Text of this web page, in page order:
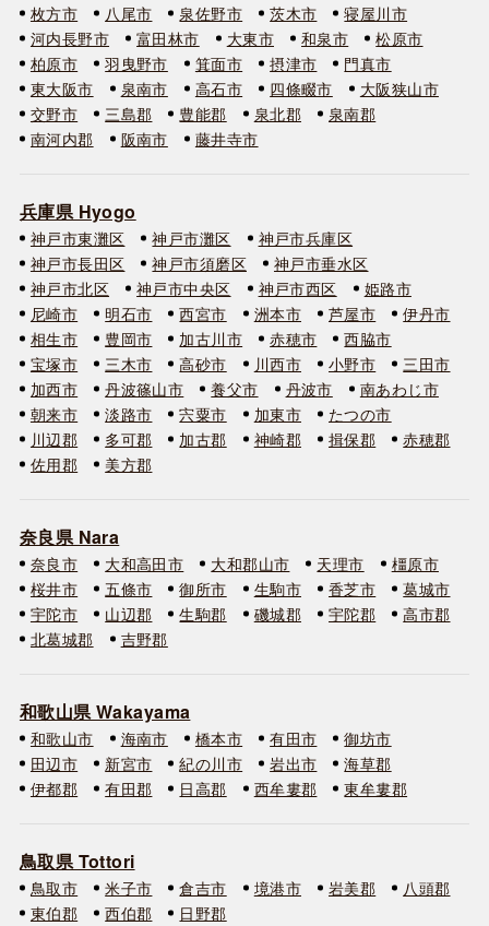
枚方市
八尾市 泉佐野市 茨木市
寝屋川市
河内長野市
富田林市 大東市 和泉市
松原市
柏原市
羽曳野市 箕面市 摂津市
門真市
東大阪市
泉南市 高石市 四條畷市
大阪狭山市
交野市
三島郡 豊能郡 泉北郡
泉南郡
南河内郡
阪南市 藤井寺市
兵庫県 Hyogo
神戸市東灘区 神戸市灘区
神戸市兵庫区
神戸市長田区
神戸市須磨区
神戸市垂水区
神戸市北区
神戸市中央区 神戸市西区
姫路市
尼崎市
明石市 西宮市 洲本市 芦屋市
伊丹市
相生市
豊岡市 加古川市 赤穂市
西脇市
宝塚市
三木市 高砂市 川西市 小野市
三田市
加西市
丹波篠山市 養父市 丹波市
南あわじ市
朝来市
淡路市 宍粟市 加東市
たつの市
川辺郡
多可郡 加古郡 神崎郡 揖保郡
赤穂郡
佐用郡
美方郡
奈良県 Nara
奈良市 大和高田市 大和郡山市 天理市
橿原市
桜井市
五條市 御所市 生駒市 香芝市
葛城市
宇陀市
山辺郡 生駒郡 磯城郡 宇陀郡
高市郡
北葛城郡
吉野郡
和歌山県 Wakayama
和歌山市 海南市 橋本市 有田市
御坊市
田辺市
新宮市 紀の川市 岩出市
海草郡
伊都郡
有田郡 日高郡 西牟婁郡 東牟婁郡
鳥取県 Tottori
鳥取市 米子市 倉吉市 境港市 岩美郡
八頭郡
東伯郡
西伯郡 日野郡